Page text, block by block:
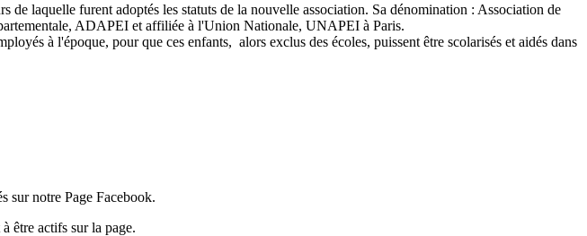
de laquelle furent adoptés les statuts de la nouvelle association. Sa dénomination : Association de
ADAPEI et affiliée à l'Union Nationale, UNAPEI à Paris.
à l'époque, pour que ces enfants, alors exclus des écoles, puissent être scolarisés et aidés dans
sur notre Page Facebook.
être actifs sur la page.